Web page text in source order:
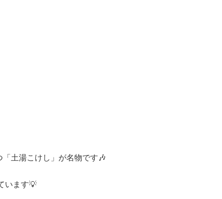
土湯こけし」が名物です🎶
います💡